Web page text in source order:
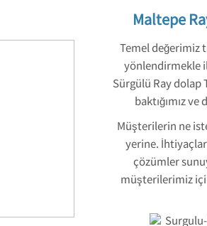
Maltepe
Temel değerimiz
yönlendirmekle
Sürgülü Ray dolap
baktığımız ve
Müşterilerin ne
yerine.
çözümler
müşterilerimiz